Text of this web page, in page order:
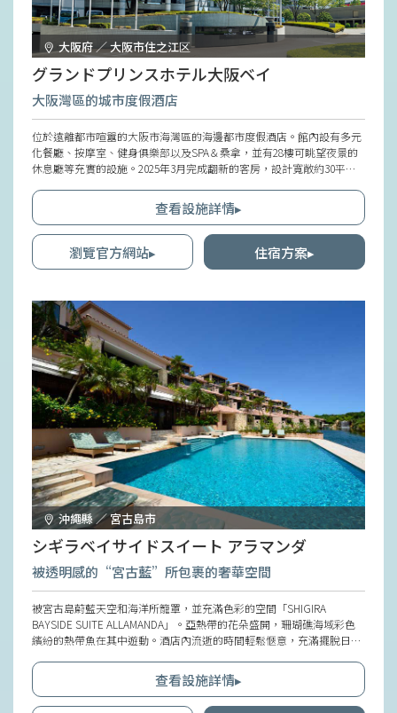
大阪府 ／ 大阪市住之江区
グランドプリンスホテル大阪ベイ
大阪灣區的城市度假酒店
位於遠離都市喧囂的大阪市海灣區的海邊都市度假酒店。館內設有多元
化餐廳、按摩室、健身俱樂部以及SPA＆桑拿，並有28樓可眺望夜景的
休息廳等充實的設施。2025年3月完成翻新的客房，設計寬敞約30平方
場，活動期間還有連接距離最近車站Osaka Metro宇宙廣場站與酒店的
接駁巴士，車程僅一站。
查看設施詳情▸
瀏覽官方網站▸ 住宿方案▸
沖繩縣 ／ 宮古島市
シギラベイサイドスイート アラマンダ
被透明感的“宮古藍”所包裹的奢華空間
被宮古島蔚藍天空和海洋所籠罩，並充滿色彩的空間「SHIGIRA
BAYSIDE SUITE ALLAMANDA」。亞熱帶的花朵盛開，珊瑚礁海域彩色
繽紛的熱帶魚在其中遊動。酒店內流逝的時間輕鬆愜意，充滿擺脫日常
此外，「SHIGIRA BAYSIDE SUITE ALLAMANDA」內的4家餐廳和休息
室，以及散佈在廣大土地上的30多家餐廳、咖啡廳和酒吧都可讓人愉悅
地膩。
查看設施詳情▸